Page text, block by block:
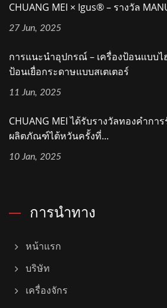
CHUANG MEI × Igus® – รางวัล
27 Jun, 2025
การแนะนำอุปกรณ์ – เครื่องป้อนแบบไ
ป้อนเยื่อกระดาษแบบสเตเตอร์
11 Jun, 2025
CHUANG MEI ได้รับรางวัลทองคำก
ผลิตภัณฑ์ไต้หวันครั้งที่...
10 Jan, 2025
การนำทาง
หน้าแรก
บริษัท
เครื่องจักร